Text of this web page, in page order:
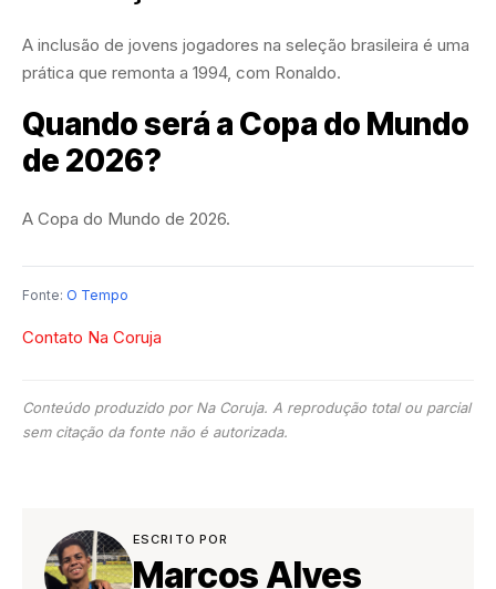
A inclusão de jovens jogadores na seleção brasileira é uma
prática que remonta a 1994, com Ronaldo.
Quando será a Copa do Mundo
de 2026?
A Copa do Mundo de 2026.
Fonte: O Tempo
Contato Na Coruja
Conteúdo produzido por Na Coruja. A reprodução total ou parcial
sem citação da fonte não é autorizada.
ESCRITO POR
Marcos Alves